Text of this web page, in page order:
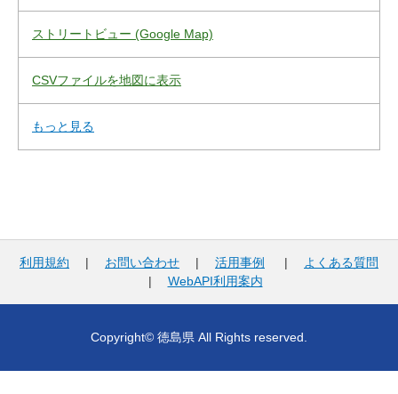
ストリートビュー (Google Map)
CSVファイルを地図に表示
もっと見る
利用規約 | お問い合わせ | 活用事例 |
よくある質問
| WebAPI利用案内
Copyright© 徳島県 All Rights reserved.